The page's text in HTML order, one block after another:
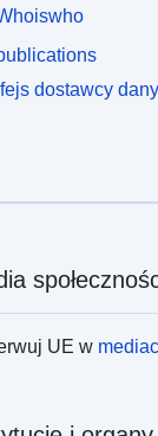
dostawcy
UE w